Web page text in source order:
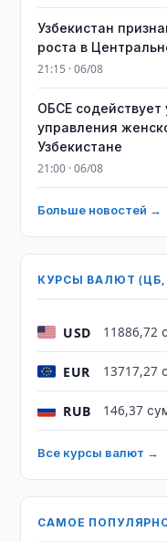
Узбекистан
роста в
21:15 · 06/08
ОБСЕ
управления
Узбекистане
21:00 · 06/08
Больше новостей →
КУРСЫ ВАЛЮТ (ЦБ,
USD 11886,72
EUR 13717,27
RUB 146,37
Все курсы валют →
САМОЕ